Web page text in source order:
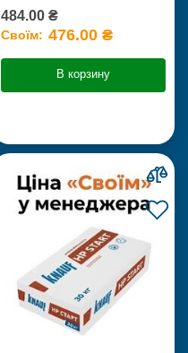
484.00 ₴
Своїм: 476.00 ₴
В корзину